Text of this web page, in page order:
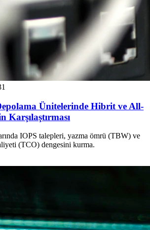
Ünitelerinde Hibrit ve All-
IOPS talepleri, yazma ömrü (TBW) ve
(TCO) dengesini kurma.